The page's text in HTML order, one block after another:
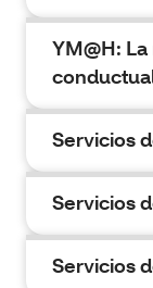
YM@H:
Servicios
Servicios
Servicios